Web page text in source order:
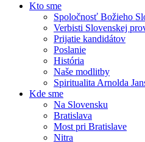
Kto sme
Spoločnosť Božieho
Verbisti Slovenskej
Prijatie kandidátov
Poslanie
História
Naše modlitby
Spiritualita Arnolda
Kde sme
Na Slovensku
Bratislava
Most pri Bratislave
Nitra